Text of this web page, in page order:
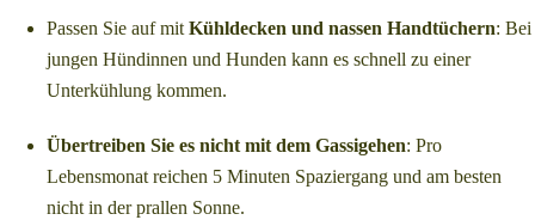
Passen Sie auf mitKühldecken und nassen Handtüchern: Bei
jungen Hündinnen und Hunden kann es schnell zu einer
Unterkühlung kommen.
Übertreiben Sie es nicht mit dem Gassigehen: Pro
Lebensmonat reichen 5 Minuten Spaziergang und am besten
nicht in der prallen Sonne.